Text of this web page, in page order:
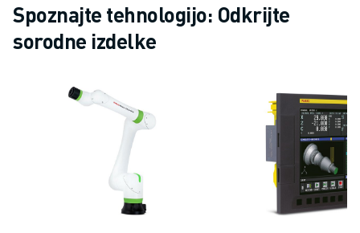
Spoznajte tehnologijo: Odkrijte
sorodne izdelke